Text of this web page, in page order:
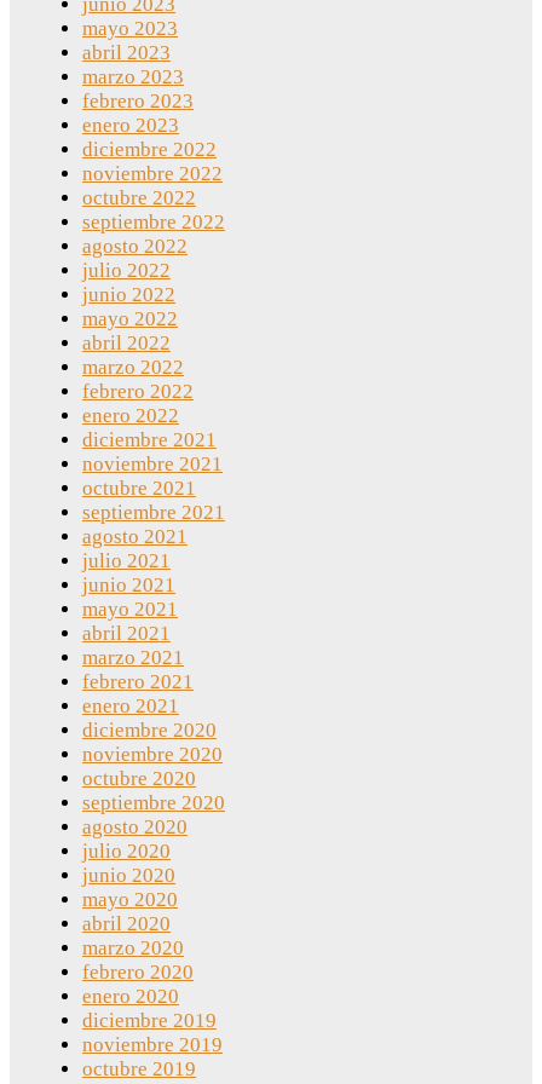
mayo 2023
abril 2023
marzo 2023
febrero 2023
enero 2023
diciembre 2022
noviembre 2022
octubre 2022
septiembre 2022
agosto 2022
julio 2022
junio 2022
mayo 2022
abril 2022
marzo 2022
febrero 2022
enero 2022
diciembre 2021
noviembre 2021
octubre 2021
septiembre 2021
agosto 2021
julio 2021
junio 2021
mayo 2021
abril 2021
marzo 2021
febrero 2021
enero 2021
diciembre 2020
noviembre 2020
octubre 2020
septiembre 2020
agosto 2020
julio 2020
junio 2020
mayo 2020
abril 2020
marzo 2020
febrero 2020
enero 2020
diciembre 2019
noviembre 2019
octubre 2019